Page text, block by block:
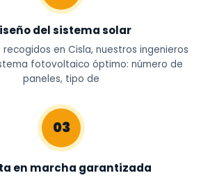
del sistema solar
en Cisla, nuestros ingenieros
fotovoltaico óptimo: número de
paneles, tipo de
03
en marcha garantizada